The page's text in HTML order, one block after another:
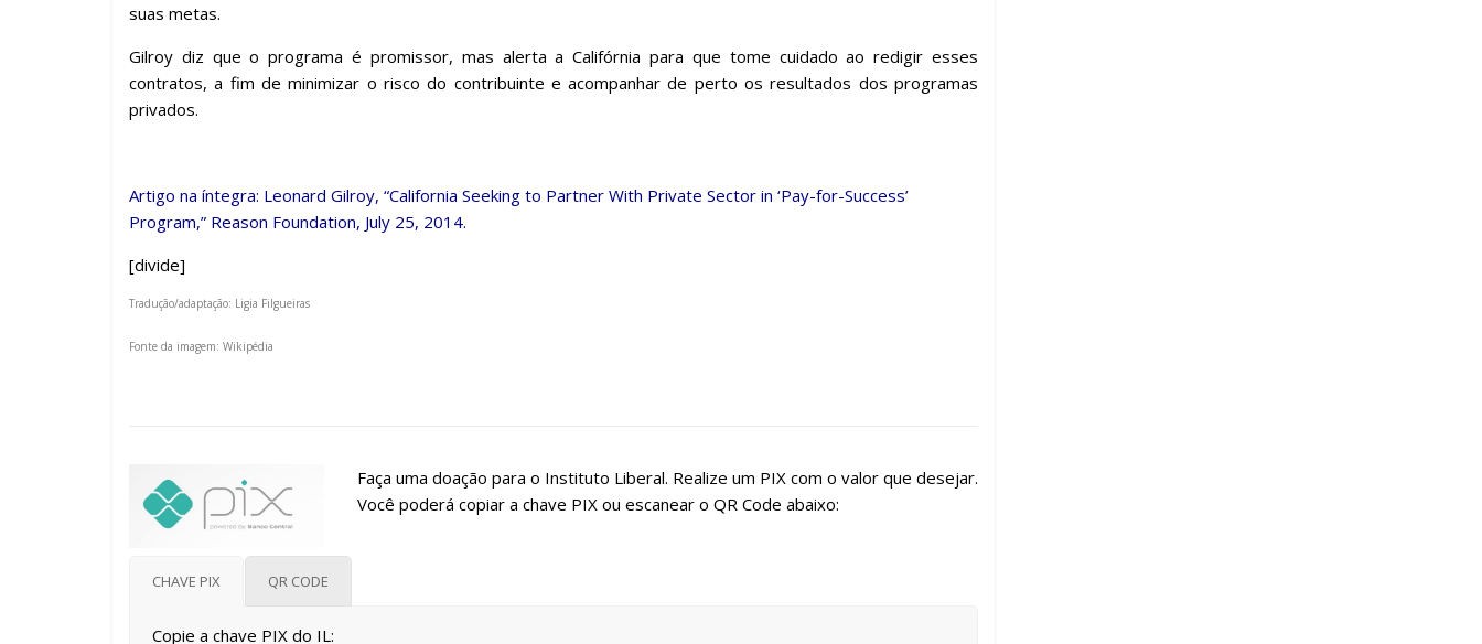
suas metas.
Gilroy diz que o programa é promissor, mas alerta a Califórnia para que tome cuidado ao redigir esses
contratos, a fim de minimizar o risco do contribuinte e acompanhar de perto os resultados dos programas
privados.
Artigo na íntegra: Leonard Gilroy, “California Seeking to Partner With Private Sector in ‘Pay-for-Success’
Program,” Reason Foundation, July 25, 2014.
[divide]
Tradução/adaptação: Ligia Filgueiras
Fonte da imagem: Wikipédia
Faça uma doação para o Instituto Liberal. Realize um PIX com o valor que desejar.
Você poderá copiar a chave PIX ou escanear o QR Code abaixo:
CHAVE PIX QR CODE
Copie a chave PIX do IL: